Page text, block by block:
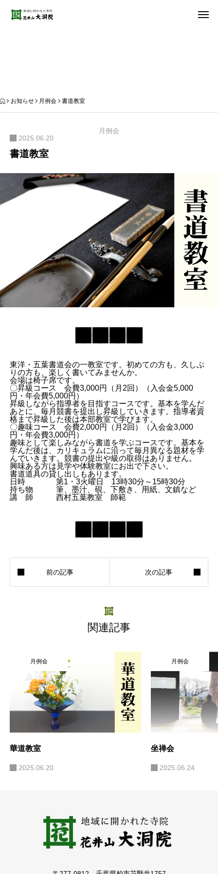
お知らせ 月例会 書道教室
月例会
2025.06.20
書道教室
東洋・五葉書道会の一教室です。初めての方も、久しぶ
りの方も、楽しく書いてみませんか。
会場は椅子席です。
〇昇級コース 会費3,000円（月2回）（入会金5,000
円・年会費5,000円）
昇級しながら指導者を目指すコースです。基本を学んだ
あとに、毎月競書を提出し昇級していきます。指導者資
格まで昇級した後は本部教室で学びます。
〇趣味コース 会費2,000円（月2回）（入会金3,000
円・年会費3,000円）
趣味として楽しみながら書道を学ぶコースです。基本を
学んだ後は、カリキュラムに沿って毎月異なる題材を学
んでいきます。競書の提出や級の取得はありません。
興味ある方は見学や体験教室にお出で下さい。
書道道具の貸し出しもあります。
日時
第1・3火曜日 13時30分～15時30分
持ち物
筆、墨汁、硯、下敷き、用紙、文鎮など
講 師
西村五葉教室 師範
関連記事
月例会
華道教室
2025.06.20
月例会
坐禅会
2025.06.24